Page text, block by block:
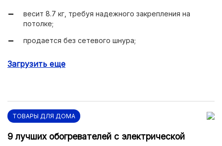
весит 8.7 кг, требуя надежного закрепления на
потолке;
продается без сетевого шнура;
потребуется докупить термостат.
Загрузить еще
ТОВАРЫ ДЛЯ ДОМА
9 лучших обогревателей с электрической